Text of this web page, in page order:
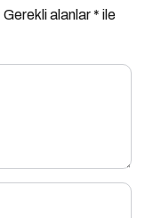
Gerekli alanlar* ile